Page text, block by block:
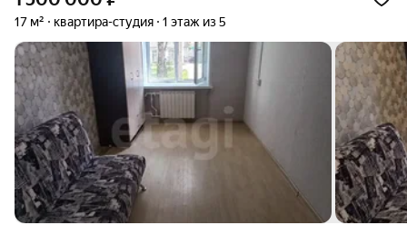
17 м² квартира-студия 1 этаж из 5